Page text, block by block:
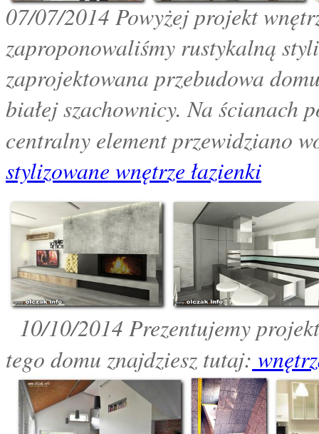
07/07/2014 Powyżej projekt
zaproponowaliśmy rustykalną
zaprojektowana przebudowa
białej szachownicy. Na ścianach
centralny element przewidziano
stylizowane wnętrze łazienki
10/10/2014 Prezentujemy
tego domu znajdziesz tutaj: